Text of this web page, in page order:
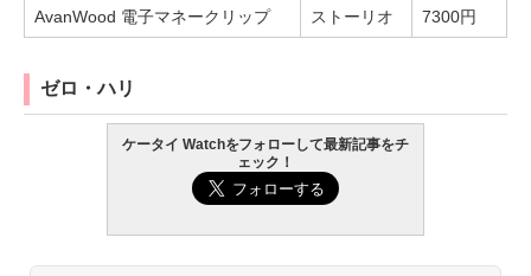
AvanWood 電子マネークリップ ストーリオ 7300円
ゼロ・ハリ
ケータイ Watchをフォローして最新記事をチ
ェック！